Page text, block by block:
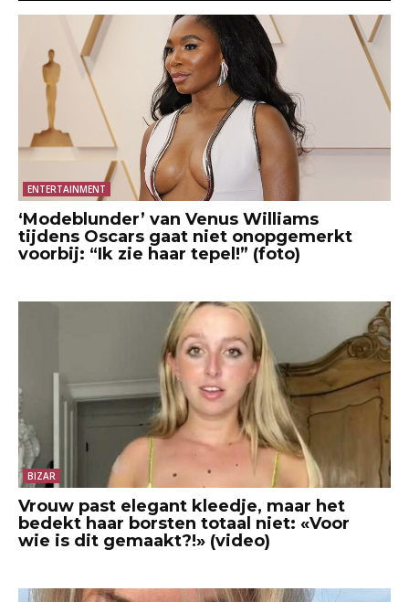
ENTERTAINMENT
‘Modeblunder’ van Venus Williams
tijdens Oscars gaat niet onopgemerkt
voorbij: “Ik zie haar tepel!” (foto)
BIZAR
Vrouw past elegant kleedje, maar het
bedekt haar borsten totaal niet: «Voor
wie is dit gemaakt?!» (video)